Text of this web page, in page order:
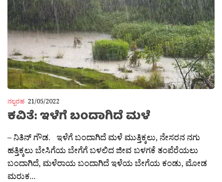
ನಲ್ಬರಹ 21/05/2022
ಕವಿತೆ: ಇಳೆಗೆ ಬಂದಾಗಿದೆ ಮಳೆ
– ನಿತಿನ್ ಗೌಡ. ಇಳೆಗೆ ಬಂದಾಗಿದೆ ಮಳೆ ಮುತ್ತಿಕ್ಕಲು, ನೇಸರನ ನಗು
ಹತ್ತಿಕ್ಕಲು ಬೇಸಿಗೆಯ‌ ಬೇಗೆಗೆ ಬಳಲಿದ ಜೀವ ಬಳಗಕೆ ತಂಪೆರೆಯಲು
ಬಂದಾಗಿದೆ, ಮಳೆರಾಯ ಬಂದಾಗಿದೆ ಇಳೆಯ ಬೇಗೆಯ ಕಂಡು, ಮೋಡ
ಮರುಕ...